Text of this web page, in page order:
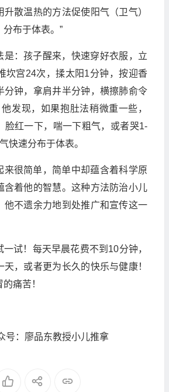
升散温热的方法促使阳气（卫气）
布于体表。”
是：孩子醒来，快速穿好衣服，立
坎宫24次，揉太阳1分钟，按迎香
分钟，拿肩井半分钟，横擦肺俞令
发现，如果抱肚法稍微重一些，
脸红一下，喘一下粗气，或者哭1-
快速分布于体表。
来很简单，简单中却蕴含着科学原
含着他的智慧。这种方法防治小儿
他不遗余力地到处推广和宣传这一
试！每天早晨花费不到10分钟，
，或者更为长久的快乐与健康！
痛苦！
号：廖品东教授小儿推拿